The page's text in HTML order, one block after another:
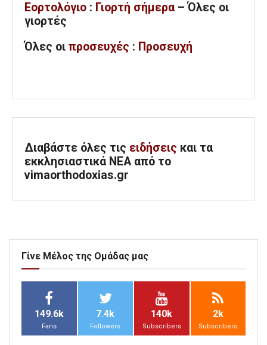
Εορτολόγιο : Γιορτή σήμερα – Όλες οι
γιορτές
Όλες οι προσευχές : Προσευχή
Διαβάστε όλες τις ειδήσεις και τα
εκκλησιαστικά ΝΕΑ από το
vimaorthodoxias.gr
Γίνε Μέλος της Ομάδας μας
149.6k
Fans
7.4k
Followers
140k
Subscribers
2k
Subscribers